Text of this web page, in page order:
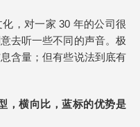
，对一家 30 年的公司很
去听一些不同的声音。极
含量；但有些说法到底有
，横向比，蓝标的优势是